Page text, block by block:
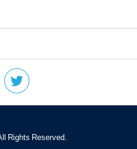
Rights Reserved.